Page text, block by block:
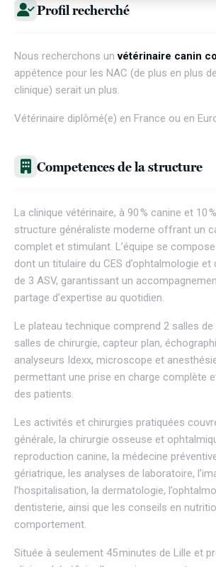
Profil recherché
Nous recherchons unvétérinaire canin
appétence pour les NAC (de plus en plus
clinique) serait un plus.
Vétérinaire diplômé(e) en France ou en
Competences de la structure
La clinique vétérinaire, à 90 % canine et 10
structure généraliste moderne offrant un
complet et stimulant. L’équipe se
dont un titulaire du CES d’ophtalmologie
de 3 ASV, garantissant un
partage d’expertise au quotidien.
Le plateau technique comprend 2 salles
salles de chirurgie, capteur plan,
analyseurs Idexx, microscope et
permettant une prise en charge complète
des patients.
Les activités et chirurgies pratiquées
générale, la chirurgie osseuse et
reproduction canine, la médecine
gériatrique, les analyses de laboratoire,
l’hospitalisation, la dermatologie,
dentisterie, ainsi que les conseils en
comportement.
Située à seulement 45 minutes de Lille et